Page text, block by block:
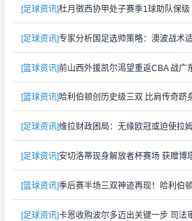
[足球资讯]
[足球资讯]
[篮球资讯]前山西外援凯尔渴望重返CBA 战广
[篮球资讯]
[足球资讯]
[足球资讯]安切洛蒂现身解放者杯赛场 获赠博
[篮球资讯]
[足球资讯]卡恩收购波尔多迈出关键一步 司法